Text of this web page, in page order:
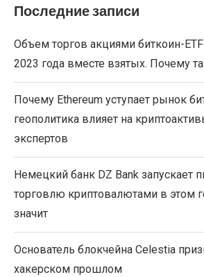
Последние записи
Объем торгов акциями биткоин-
2023 года вместе взятых. Почему
Почему Ethereum уступает рынок
геополитика влияет на
экспертов
Немецкий банк DZ Bank запускает
торговлю криптовалютами в этом
значит
Основатель блокчейна Celestia
хакерском прошлом